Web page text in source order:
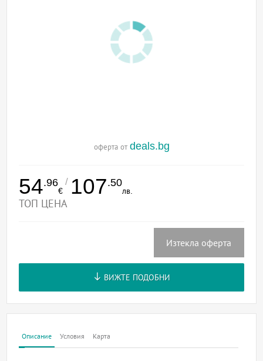
оферта от deals.bg
54.96
€
/ 107.50
лв.
ТОП ЦЕНА
Изтекла оферта
ВИЖТЕ ПОДОБНИ
Описание Условия Карта